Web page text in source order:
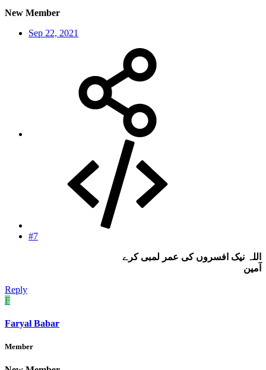
New Member
Sep 22, 2021
#7
اللہ نیک افسروں کی عمر لمبی کرے
آمین
Reply
F
Faryal Babar
Member